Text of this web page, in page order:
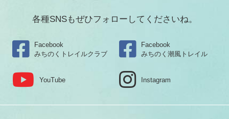
各種SNSもぜひフォローしてくださいね。
Facebook
みちのくトレイルクラブ
Facebook
みちのく潮風トレイル
YouTube Instagram